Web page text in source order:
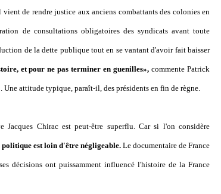
de rendre justice aux anciens combattants des colonies en
de consultations obligatoires des syndicats avant toute
de la dette publique tout en se vantant d'avoir fait baisser
et pour ne pas terminer en guenilles», commente Patrick
Une attitude typique, paraît-il, des présidents en fin de règne.
Chirac est peut-être superflu. Car si l'on considère
est loin d'être négligeable.Le documentaire de France
décisions ont puissamment influencé l'histoire de la France